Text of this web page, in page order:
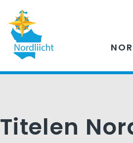
Titelen